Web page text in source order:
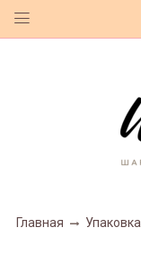
Главная Упаковка